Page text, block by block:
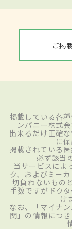
ご掲
掲載している各
ンパニー株式
出来るだけ正確
に
掲載されている
必ず該当
当サービスによ
ク、およびミー
切負わないもの
手数ですがドク
け
なお、「マイナ
関」の情報につ